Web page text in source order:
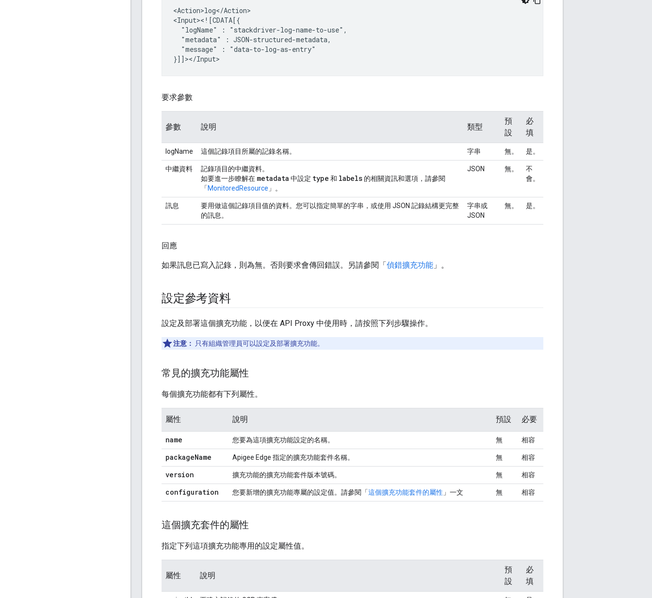
<Action>log</Action>
"logName"
:
"metadata"
:
"message"
:
"data-to-log-as-entry"
要求參數
參數 說明 類型
預
設
必
填
logName 這個記錄項目所屬的記錄名稱。 字串 無。 是。
中繼資料
記錄項目的中繼資料。
如要進一步瞭解在 metadata 中設定 type 和 labels 的相關資訊和選項，請參閱
「 MonitoredResource 」。
JSON 無。
不
會。
訊息
要用做這個記錄項目值的資料。您可以指定簡單的字串，或使用 JSON 記錄結構更完整
的訊息。
字串或
JSON
無。 是。
回應
如果訊息已寫入記錄，則為無。否則要求會傳回錯誤。另請參閱「偵錯擴充功能 」。
設定參考資料
設定及部署這個擴充功能，以便在 API Proxy 中使用時，請按照下列步驟操作。
注意： 只有組織管理員可以設定及部署擴充功能。
常見的擴充功能屬性
每個擴充功能都有下列屬性。
屬性 說明 預設 必要
name 您要為這項擴充功能設定的名稱。 無 相容
packageName Apigee Edge 指定的擴充功能套件名稱。 無 相容
version 擴充功能的擴充功能套件版本號碼。 無 相容
configuration 您要新增的擴充功能專屬的設定值。請參閱「這個擴充功能套件的屬性 」一文 無 相容
這個擴充套件的屬性
指定下列這項擴充功能專用的設定屬性值。
屬性 說明
預
設
必
填